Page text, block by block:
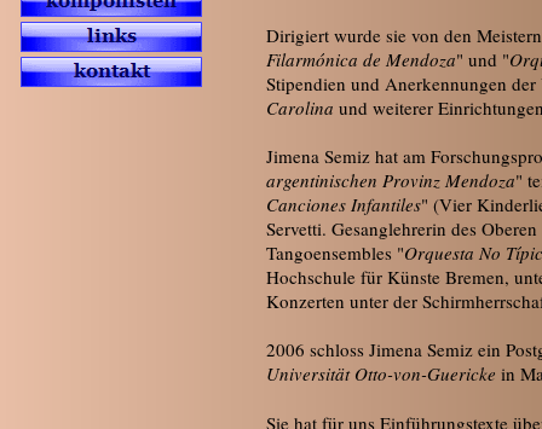
Dirigiert wurde sie von den
Filarmónica de Mendoza" und "
Stipendien und Anerkennungen
Carolina und weiterer
Jimena Semiz hat am
argentinischen Provinz Mendoza"
Canciones Infantiles" (Vier
Servetti. Gesanglehrerin des
Tangoensembles "Orquesta No
Hochschule für Künste Bremen,
Konzerten unter der
2006 schloss Jimena Semiz ein
Universität Otto-von-Guericke in
Sie hat für uns Einführungstexte